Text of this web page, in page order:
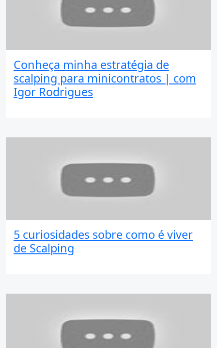
Conheça minha estratégia de
scalping para minicontratos | com
Igor Rodrigues
5 curiosidades sobre como é viver
de Scalping